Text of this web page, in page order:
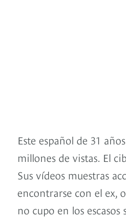
Este español de 31
millones de vistas. El
Sus vídeos muestras
encontrarse con el ex,
no cupo en los